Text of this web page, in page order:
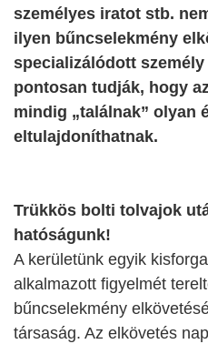
személyes iratot stb.
ilyen bűncselekmény
specializálódott
pontosan tudják, hogy
mindig „találnak” olyan
eltulajdoníthatnak.
Trükkös bolti tolvajok
hatóságunk!
A kerületünk egyik
alkalmazott figyelmét
bűncselekmény
társaság. Az elkövetés